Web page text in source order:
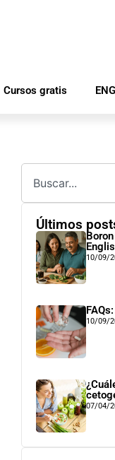
Cursos gratis ENG
Últimos
10/09/
10/09/
07/04/